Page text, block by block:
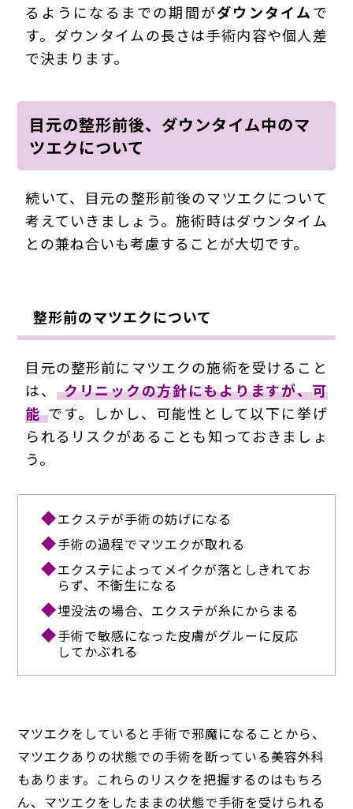
るようになるまでの期間がダウンタイムで
す。ダウンタイムの長さは手術内容や個人差
で決まります。
目元の整形前後、ダウンタイム中のマ
ツエクについて
続いて、目元の整形前後のマツエクについて
考えていきましょう。施術時はダウンタイム
との兼ね合いも考慮することが大切です。
整形前のマツエクについて
目元の整形前にマツエクの施術を受けること
は、
クリニックの方針にもよりますが、可
能 です。しかし、可能性として以下に挙げ
られるリスクがあることも知っておきましょ
う。
エクステが手術の妨げになる
手術の過程でマツエクが取れる
エクステによってメイクが落としきれてお
らず、不衛生になる
埋没法の場合、エクステが糸にからまる
手術で敏感になった皮膚がグルーに反応
してかぶれる
マツエクをしていると手術で邪魔になることから、
マツエクありの状態での手術を断っている美容外科
もあります。これらのリスクを把握するのはもちろ
ん、マツエクをしたままの状態で手術を受けられる